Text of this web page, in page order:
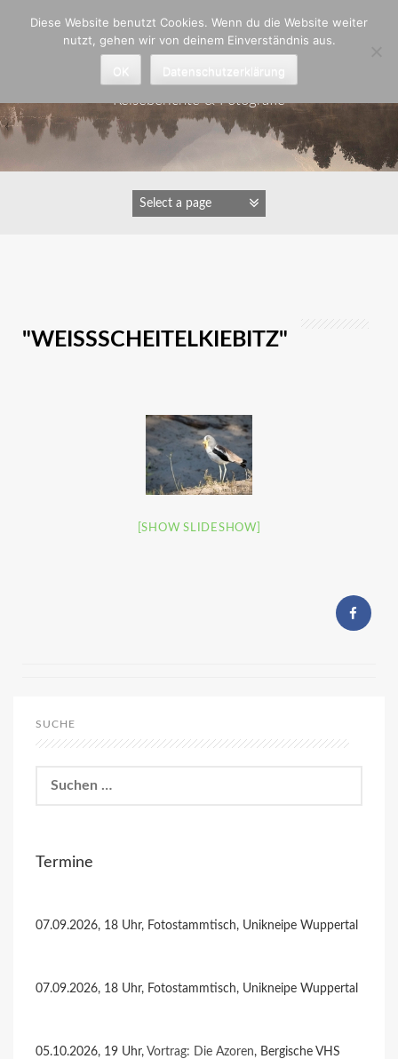
Astrid Padberg
Reiseberichte & Fotografie
"WEISSSCHEITELKIEBITZ"
[SHOW SLIDESHOW]
SUCHE
nach:
Termine
07.09.2026, 18 Uhr, Fotostammtisch, Unikneipe Wuppertal
07.09.2026, 18 Uhr, Fotostammtisch, Unikneipe Wuppertal
05.10.2026, 19 Uhr, Vortrag: Die Azoren, Bergische VHS
Diese Website benutzt Cookies. Wenn du die Website weiter
nutzt, gehen wir von deinem Einverständnis aus.